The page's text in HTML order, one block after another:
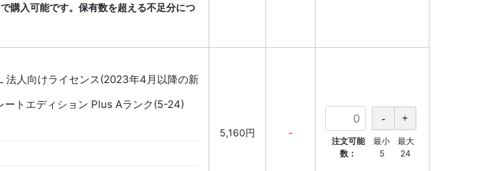
購入可能です。保有数を超える不足分につ
人向けライセンス(2023年4月以降の新
トエディション Plus Aランク(5-24)
5,160円 -
注文可能
数：
最小
5
最大
24